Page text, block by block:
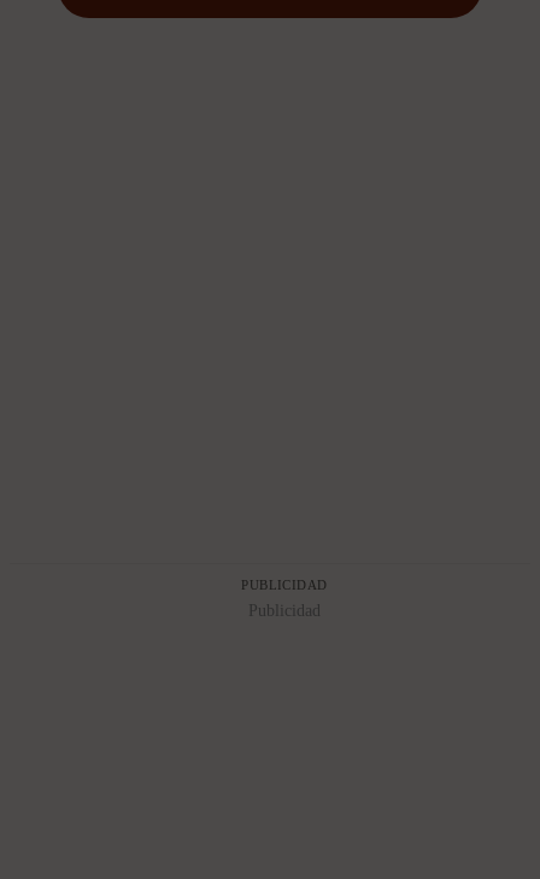
PUBLICIDAD
Publicidad